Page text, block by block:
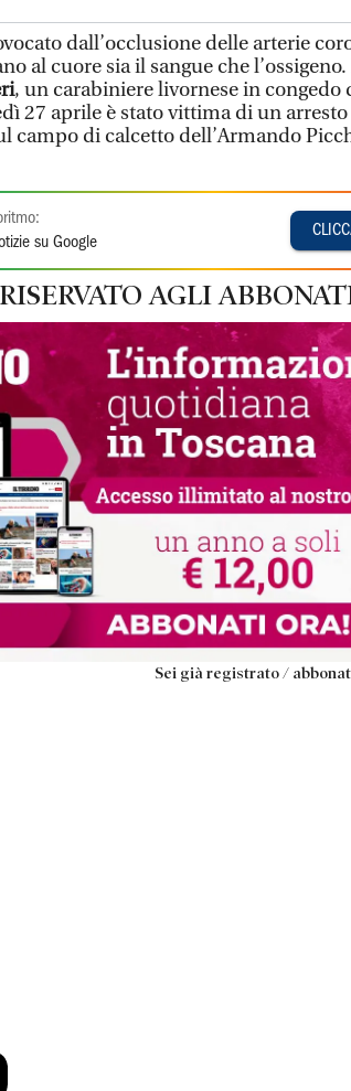
dall’occlusione delle arterie
al cuore sia il sangue che l’ossigeno.
, un carabiniere livornese in congedo
27 aprile è stato vittima di un
campo di calcetto dell’Armando
su Google
AGLI
Sei già registrato /